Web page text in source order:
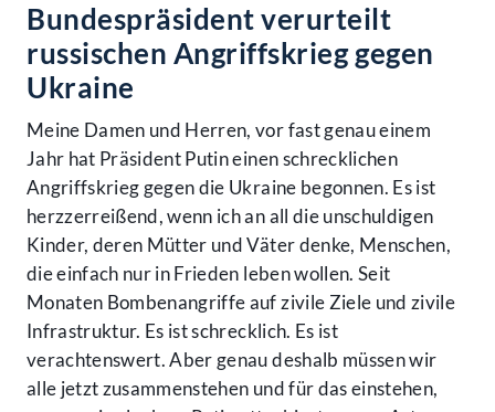
Bundespräsident verurteilt
russischen Angriffskrieg gegen
Ukraine
Meine Damen und Herren, vor fast genau einem
Jahr hat Präsident Putin einen schrecklichen
Angriffskrieg gegen die Ukraine begonnen. Es ist
herzzerreißend, wenn ich an all die unschuldigen
Kinder, deren Mütter und Väter denke, Menschen,
die einfach nur in Frieden leben wollen. Seit
Monaten Bombenangriffe auf zivile Ziele und zivile
Infrastruktur. Es ist schrecklich. Es ist
verachtenswert. Aber genau deshalb müssen wir
alle jetzt zusammenstehen und für das einstehen,